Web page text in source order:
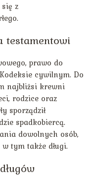
z
testamentowi
prawo do
cywilnym. Do
najbliżsi krewni
rodzice oraz
sporządził
spadkobiercą.
dowolnych osób,
tym także długi.